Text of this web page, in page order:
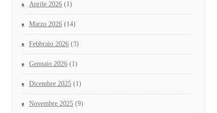
Aprile 2026 (1)
Marzo 2026 (14)
Febbraio 2026 (3)
Gennaio 2026 (1)
Dicembre 2025 (1)
Novembre 2025 (9)